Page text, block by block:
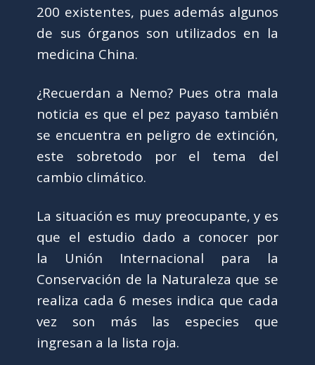
200 existentes, pues además algunos
de sus órganos son utilizados en la
medicina China.
¿Recuerdan a Nemo? Pues otra mala
noticia es que el pez payaso también
se encuentra en peligro de extinción,
este sobretodo por el tema del
cambio climático.
La situación es muy preocupante, y es
que el estudio dado a conocer por
la Unión Internacional para la
Conservación de la Naturaleza que se
realiza cada 6 meses indica que cada
vez son más las especies que
ingresan a la lista roja.